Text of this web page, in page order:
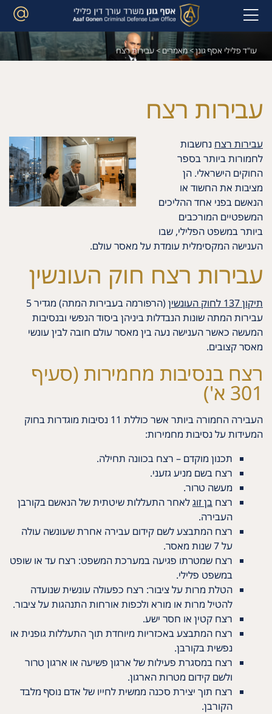
עו"ד פלילי אסף גונן>מאמרים>עבירות רצח
עבירות רצח
עבירות רצח נחשבות
לחמורות ביותר בספר
החוקים הישראלי. הן
מציבות את החשוד או
הנאשם בפני אחד ההליכים
המשפטיים המורכבים
ביותר במשפט הפלילי, שבו
הענישה המקסימלית עומדת על מאסר עולם.
עבירות רצח חוק העונשין
תיקון 137 לחוק העונשין
(הרפורמה בעבירות המתה) מגדיר 5
עבירות המתה שונות הנבדלות ביניהן ביסוד הנפשי ובנסיבות
המעשה כאשר הענישה נעה בין מאסר עולם חובה לבין עונשי
מאסר קצובים.
רצח בנסיבות מחמירות (סעיף
301 א')
העבירה החמורה ביותר אשר כוללת 11 נסיבות מוגדרות בחוק
המעידות על נסיבות מחמירות:
תכנון מוקדם – רצח בכוונה תחילה.
רצח בשם מניע גזעני.
מעשה טרור.
רצח בן זוגלאחר התעללות שיטתית של הנאשם בקורבן
העבירה.
רצח המתבצע לשם קידום עבירה אחרת שעונשה עולה
על 7 שנות מאסר.
רצח שמטרתו פגיעה במערכת המשפט: רצח עד או שופט
במשפט פלילי.
הטלת מרות על ציבור: רצח כפעולה עונשית שנועדה
להטיל מרות או מורא ולכפות אורחות התנהגות על ציבור.
רצח קטין או חסר ישע.
רצח המתבצע באכזריות מיוחדת תוך התעללות גופנית או
נפשית בקורבן.
רצח במסגרת פעילות של ארגון פשיעה או ארגון טרור
ולשם קידום מטרות הארגון.
רצח תוך יצירת סכנה ממשית לחייו של אדם נוסף מלבד
הקורבן.